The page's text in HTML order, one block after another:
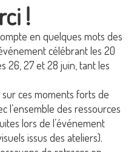
!
en quelques mots des
célébrant les 20
26, 27 et 28 juin, tant les
ces moments forts de
l’ensemble des ressources
lors de l’événement
issus des ateliers).